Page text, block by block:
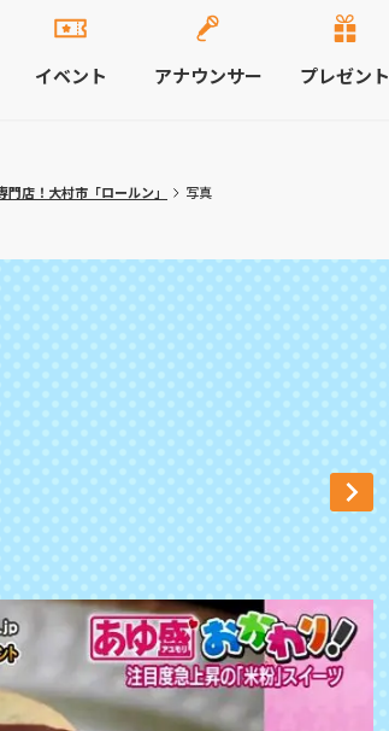
イベント アナウンサー プレゼント
店！大村市「ロールン」 写真